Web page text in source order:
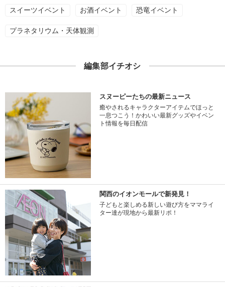
スイーツイベント お酒イベント 恐竜イベント
プラネタリウム・天体観測
編集部イチオシ
スヌーピーたちの最新ニュース
癒やされるキャラクターアイテムでほっと
一息つこう！かわいい最新グッズやイベン
ト情報を毎日配信
関西のイオンモールで新発見！
子どもと楽しめる新しい遊び方をママライ
ター達が現地から最新リポ！